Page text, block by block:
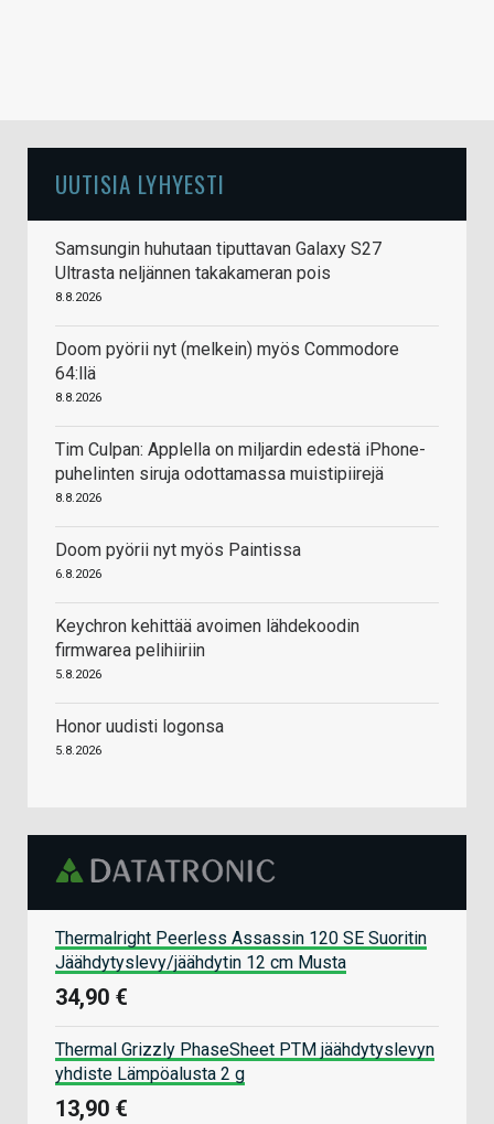
UUTISIA LYHYESTI
Samsungin huhutaan tiputtavan Galaxy S27
Ultrasta neljännen takakameran pois
8.8.2026
Doom pyörii nyt (melkein) myös Commodore
64:llä
8.8.2026
Tim Culpan: Applella on miljardin edestä iPhone-
puhelinten siruja odottamassa muistipiirejä
8.8.2026
Doom pyörii nyt myös Paintissa
6.8.2026
Keychron kehittää avoimen lähdekoodin
firmwarea pelihiiriin
5.8.2026
Honor uudisti logonsa
5.8.2026
Thermalright Peerless Assassin 120 SE Suoritin
Jäähdytyslevy/jäähdytin 12 cm Musta
34,90 €
Thermal Grizzly PhaseSheet PTM jäähdytyslevyn
yhdiste Lämpöalusta 2 g
13,90 €